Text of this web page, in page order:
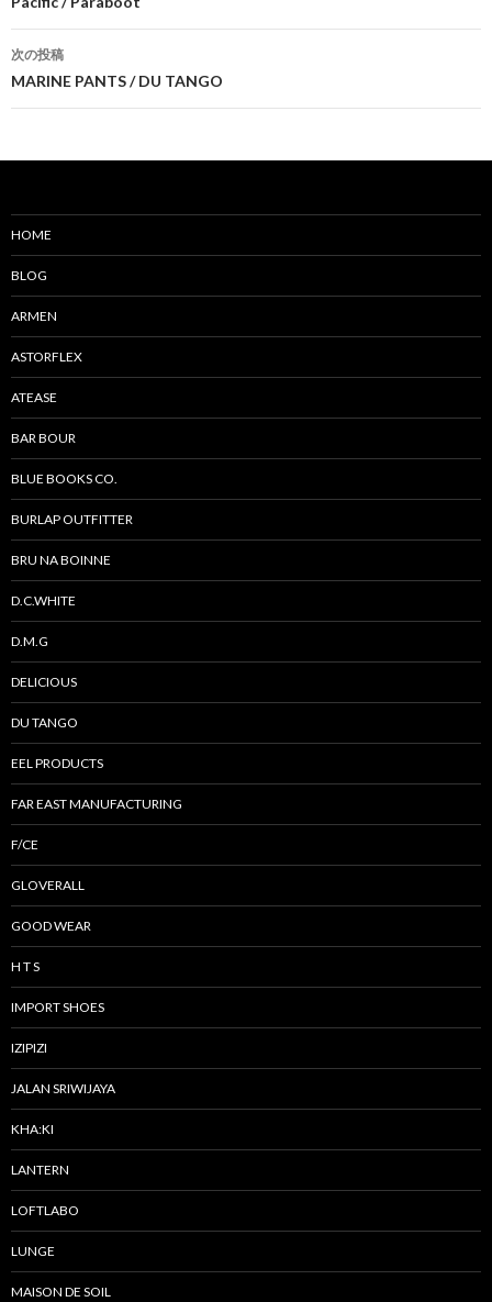
投
稿
ナ
ゲ
シ
ョ
ン
次の投稿
MARINE PANTS / DU TANGO
HOME
BLOG
ARMEN
ASTORFLEX
ATEASE
BAR BOUR
BLUE BOOKS CO.
BURLAP OUTFITTER
BRU NA BOINNE
D.C.WHITE
D.M.G
DELICIOUS
DU TANGO
EEL PRODUCTS
FAR EAST MANUFACTURING
F/CE
GLOVERALL
GOOD WEAR
H T S
IMPORT SHOES
IZIPIZI
JALAN SRIWIJAYA
KHA:KI
LANTERN
LOFTLABO
LUNGE
MAISON DE SOIL